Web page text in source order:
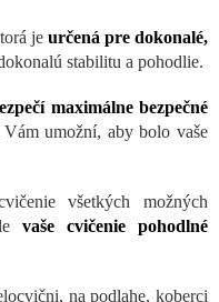
je určená pre dokonalé,
stabilitu a pohodlie.
maximálne bezpečné
umožní, aby bolo vaše
všetkých možných
vaše cvičenie pohodlné
na podlahe, koberci